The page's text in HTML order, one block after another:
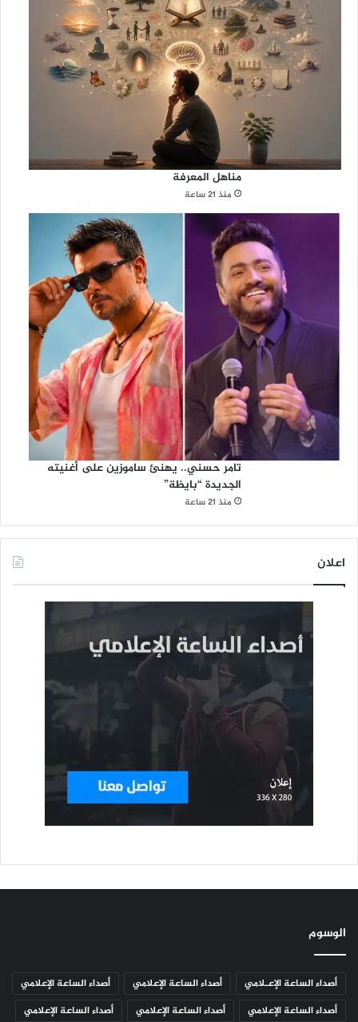
مناهل المعرفة
منذ 21 ساعة
تامر حسني.. يهنئ ساموزين على أغنيته
الجديدة “بايظة”
منذ 21 ساعة
اعلان
الوسوم
أصداء الساعة الإعـلامي أصداء الساعة الإعلامي
أصداء الساعة الإعلامي
أصداء الساعة الإعلامي
أصداء الساعة الإعلامي أصداء الساعة الإعلامي